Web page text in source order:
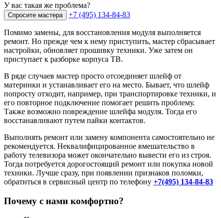
У вас такая же проблема?
Спросите мастера +7 (495) 134-84-83
Помимо замены, для восстановления модуля выполняется
ремонт. Но прежде чем к нему приступить, мастер сбрасывает
настройки, обновляет прошивку техники. Уже затем он
приступает к разборке корпуса ТВ.
В ряде случаев мастер просто отсоединяет шлейф от
материнки и устанавливает его на место. Бывает, что шлейф
попросту отходит, например, при транспортировке техники, и
его повторное подключение помогает решить проблему.
Также возможно повреждение шлейфа модуля. Тогда его
восстанавливают путем пайки контактов.
Выполнять ремонт или замену компонента самостоятельно не
рекомендуется. Неквалифицированное вмешательство в
работу телевизора может окончательно вывести его из строя.
Тогда потребуется дорогостоящий ремонт или покупка новой
техники. Лучше сразу, при появлении признаков поломки,
обратиться в сервисный центр по телефону +7(495) 134-84-83
Почему с нами комфортно?